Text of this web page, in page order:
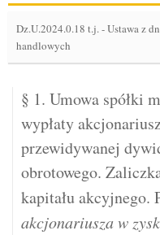
Dz.U.2024.0.18 t.j.-Ustawa z
handlowych
§ 1. Umowa spółki
wypłaty
przewidywanej
obrotowego.
kapitału akcyjnego.
akcjonariusza w